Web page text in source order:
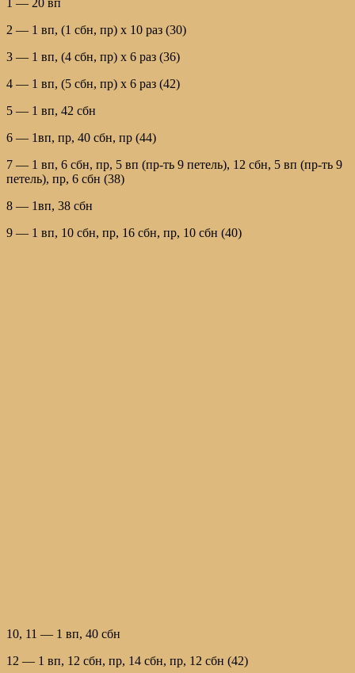
1 — 20 вп
2 — 1 вп, (1 сбн, пр) х 10 раз (30)
3 — 1 вп, (4 сбн, пр) х 6 раз (36)
4 — 1 вп, (5 сбн, пр) х 6 раз (42)
5 — 1 вп, 42 сбн
6 — 1вп, пр, 40 сбн, пр (44)
7 — 1 вп, 6 сбн, пр, 5 вп (пр-ть 9 петель), 12 сбн, 5 вп (пр-ть 9
петель), пр, 6 сбн (38)
8 — 1вп, 38 сбн
9 — 1 вп, 10 сбн, пр, 16 сбн, пр, 10 сбн (40)
10, 11 — 1 вп, 40 сбн
12 — 1 вп, 12 сбн, пр, 14 сбн, пр, 12 сбн (42)